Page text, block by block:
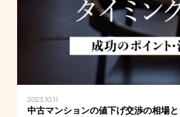
2023.10.11
中古マンションの値下げ交渉の相場